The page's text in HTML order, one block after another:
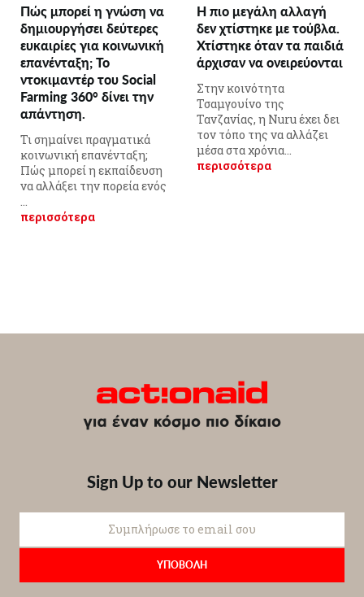
Πώς μπορεί η γνώση να
δημιουργήσει δεύτερες
ευκαιρίες για κοινωνική
επανένταξη; Το
ντοκιμαντέρ του Social
Farming 360° δίνει την
απάντηση.
Τι σημαίνει πραγματικά
κοινωνική επανένταξη;
Πώς μπορεί η εκπαίδευση
να αλλάξει την πορεία ενός
...
περισσότερα
Η πιο μεγάλη αλλαγή
δεν χτίστηκε με τούβλα.
Χτίστηκε όταν τα παιδιά
άρχισαν να ονειρεύονται
Στην κοινότητα
Τσαμγουίνο της
Τανζανίας, η Nuru έχει δει
τον τόπο της να αλλάζει
μέσα στα χρόνια...
περισσότερα
Sign Up to our Newsletter